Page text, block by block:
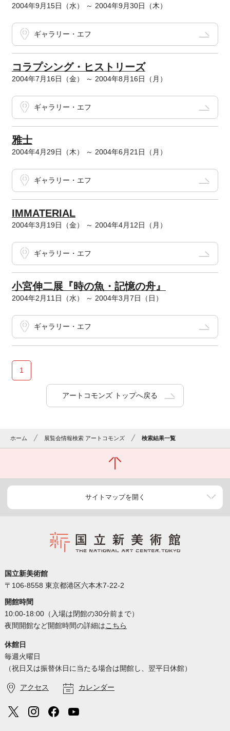
2004年9月15日（水） ～ 2004年9月30日（木）
ギャラリー・エフ
コラプシング・ヒストリーズ
2004年7月16日（金） ～ 2004年8月16日（月）
ギャラリー・エフ
雅士
2004年4月29日（木） ～ 2004年6月21日（月）
ギャラリー・エフ
IMMATERIAL
2004年3月19日（金） ～ 2004年4月12日（月）
ギャラリー・エフ
小宮伸二展『時の魚・記憶の舟』
2004年2月11日（水） ～ 2004年3月7日（日）
ギャラリー・エフ
1
アートコモンズ トップへ戻る
ホーム 展覧会情報検索 アートコモンズ 検索結果一覧
サイトマップを開く
国立新美術館
〒106-8558 東京都港区六本木7-22-2
開館時間
10:00-18:00（入場は閉館の30分前まで）
夜間開館など開館時間の詳細はこちら
休館日
毎週火曜日
（祝日又は振替休日に当たる場合は開館し、翌平日休館）
アクセス カレンダー